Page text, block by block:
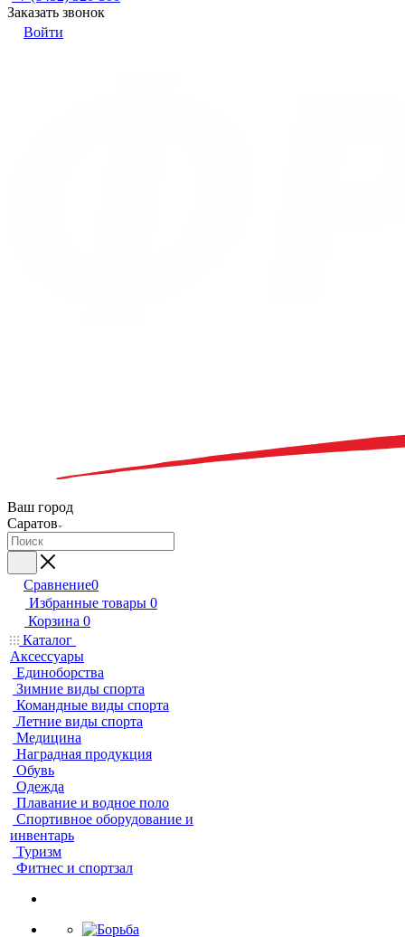
Заказать звонок
Войти
Ваш город
Саратов
Сравнение0
Избранные товары 0
Корзина 0
Каталог
Аксессуары
Единоборства
Зимние виды спорта
Командные виды спорта
Летние виды спорта
Медицина
Наградная продукция
Обувь
Одежда
Плавание и водное поло
Спортивное оборудование и
инвентарь
Туризм
Фитнес и спортзал